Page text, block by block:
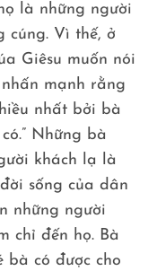
là những người
cúng. Vì thế, ở
Giêsu muốn nói
mạnh rằng
nhất bởi bà
Những bà
khách lạ là
sống của dân
những người
chỉ đến họ. Bà
bà có được cho